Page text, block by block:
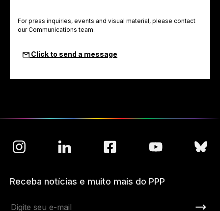
For press inquiries, events and visual material, please contact
our Communications team.
Click to send a message
Receba notícias e muito mais do PPP